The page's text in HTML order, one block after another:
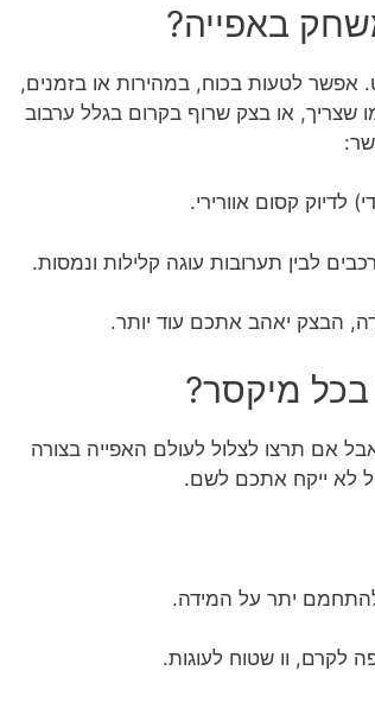
באפייה?
אפשר לטעות בכוח, במהירות או בזמנים,
או בצק שרוף בקרום בגלל ערבוב
קסום אוורירי.
לבין תערובות עוגה קלילות ונמסות.
הבצק יאהב אתכם עוד יותר.
מיקסר?
אם תרצו לצלול לעולם האפייה בצורה
לא ייקח אתכם לשם.
להתחמם יתר על המידה.
לקרם, וו שטוח לעוגות.